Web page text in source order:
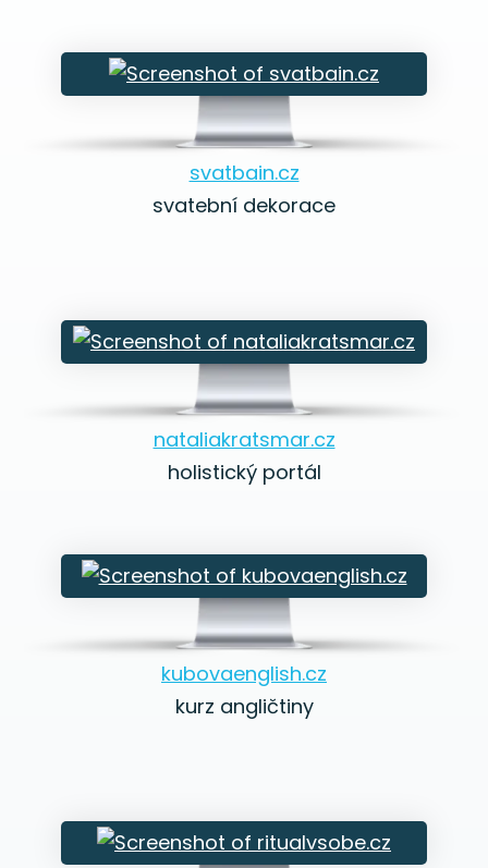
svatbain.cz
svatební dekorace
nataliakratsmar.cz
holistický portál
kubovaenglish.cz
kurz angličtiny